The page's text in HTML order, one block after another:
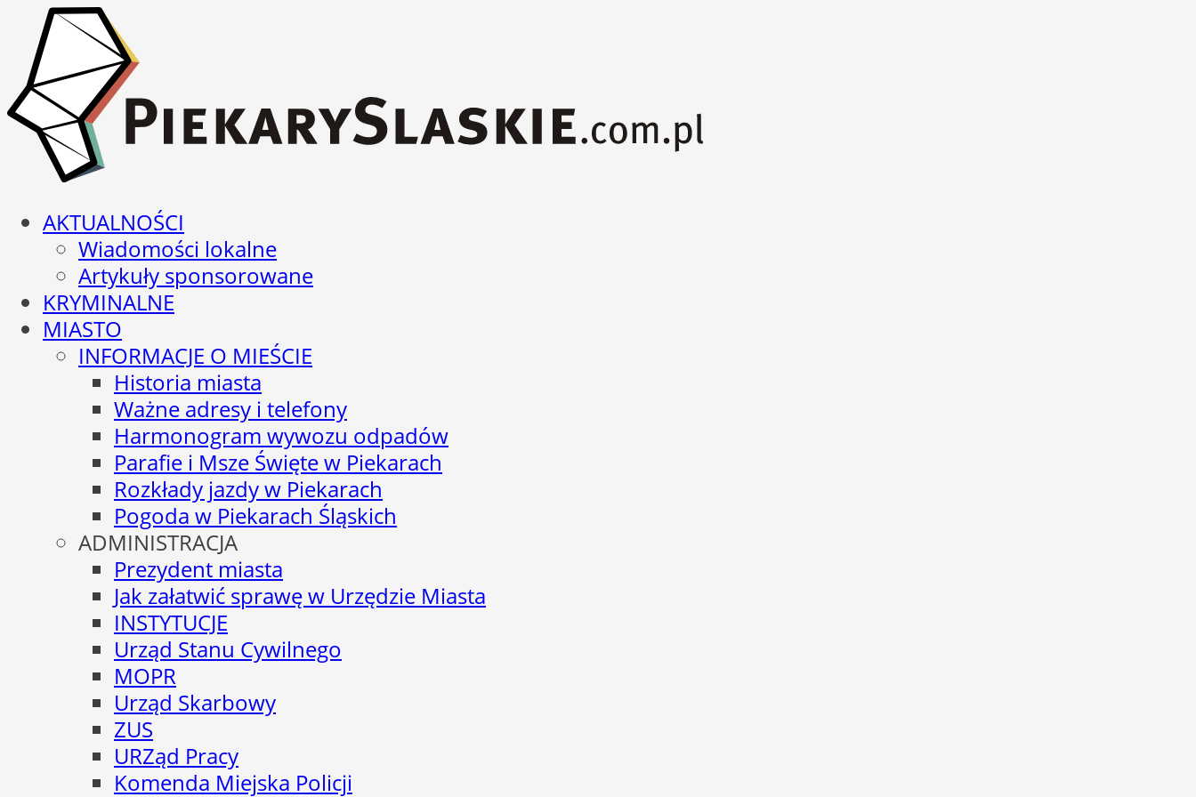
AKTUALNOŚCI
Wiadomości lokalne
Artykuły sponsorowane
KRYMINALNE
MIASTO
INFORMACJE O MIEŚCIE
Historia miasta
Ważne adresy i telefony
Harmonogram wywozu odpadów
Parafie i Msze Święte w Piekarach
Rozkłady jazdy w Piekarach
Pogoda w Piekarach Śląskich
ADMINISTRACJA
Prezydent miasta
Jak załatwić sprawę w Urzędzie Miasta
INSTYTUCJE
Urząd Stanu Cywilnego
MOPR
Urząd Skarbowy
ZUS
URZąd Pracy
Komenda Miejska Policji